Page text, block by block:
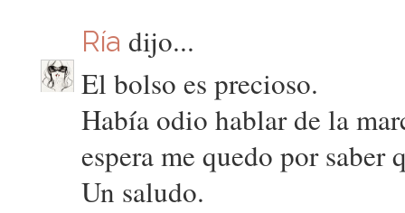
Ría dijo...
El bolso es precioso.
Había odio hablar de la
espera me quedo por saber
Un saludo.